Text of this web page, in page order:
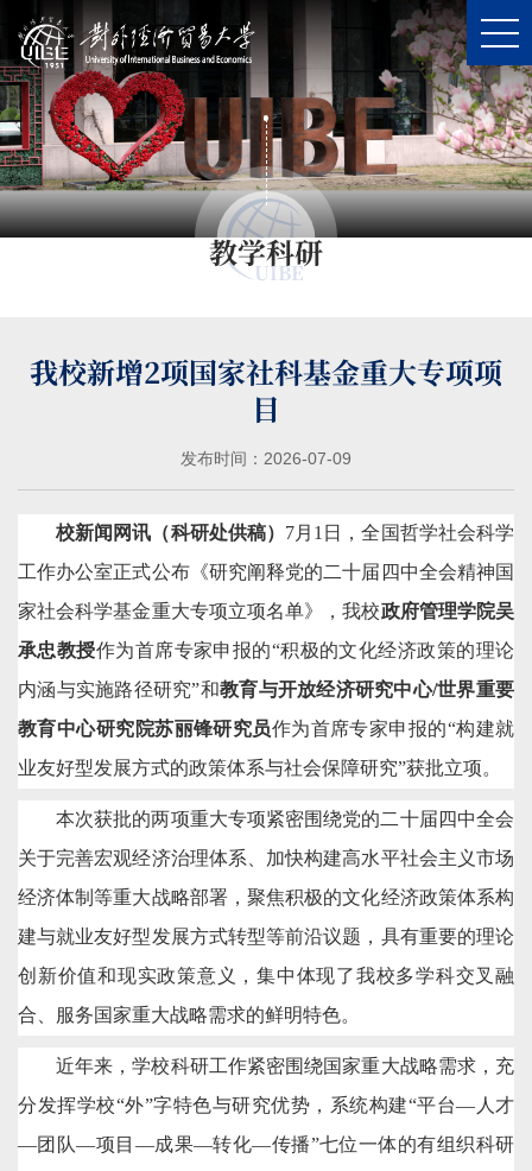
En
学校主页
学校概况
科学研究
校园文化
信息公开 人才招聘 校园邮箱
图书资源 校领导信箱 旧网入口
教学科研
UIBE
我校新增2项国家社科基金重大专项项
目
发布时间：2026-07-09
校新闻网讯（科研处供稿） 7月1日
，全国哲学社会科学
工作办公室正式公布《研究阐释党的二十届四中全会精神国
家社会科学基金重大专项立项名单》
，我校政府管理学院吴
承忠教授作为首席专家申报的“积极的文化经济政策的理论
内涵与实施路径研究”和教育与开放经济研究中心/世界重要
教育中心研究院苏丽锋研究员作为首席专家申报的“构建就
业友好型发展方式的政策体系与社会保障研究”获批立项。
本次获批的两项重大专项紧密围绕党的二十届四中全会
关于完善宏观经济治理体系、加快构建高水平社会主义市场
经济体制等重大战略部署，聚焦积极的文化经济政策体系构
建与就业友好型发展方式转型等前沿议题，具有重要的理论
创新价值和现实政策意义，集中体现了我校多学科交叉融
合、服务国家重大战略需求的鲜明特色。
近年来，学校科研工作紧密围绕国家重大战略需求，充
分发挥学校“外”字特色与研究优势，系统构建“平台—人才
—团队—项目—成果—转化—传播”七位一体的有组织科研